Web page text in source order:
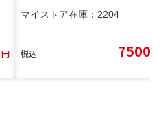
円
マイストア在庫： 2204
税込 7500